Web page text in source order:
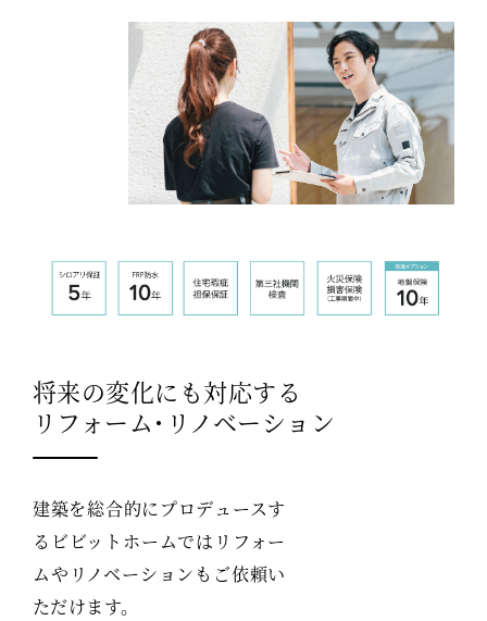
将来の変化にも対応する
リフォーム・リノベーション
建築を総合的にプロデュースす
るビビットホームではリフォー
ムやリノベーションもご依頼い
ただけます。